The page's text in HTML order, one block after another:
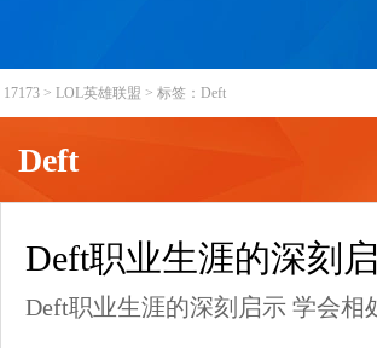
17173 > LOL英雄联盟 > 标签：Deft
Deft
Deft职业生涯的深刻
Deft职业生涯的深刻启示 学会相